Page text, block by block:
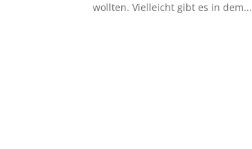
wollten. Vielleicht gibt es in dem...